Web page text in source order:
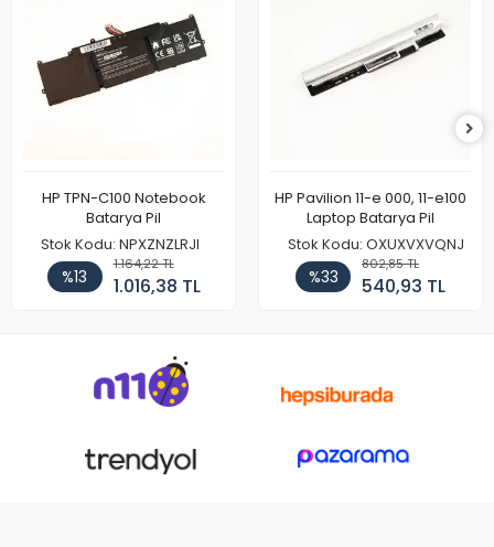
HP TPN-C100 Notebook
Batarya Pil
Stok Kodu: NPXZNZLRJI
%13
1.164,22 TL
1.016,38 TL
HP Pavilion 11-e 000, 11-e100
Laptop Batarya Pil
Stok Kodu: OXUXVXVQNJ
%33
802,85 TL
540,93 TL